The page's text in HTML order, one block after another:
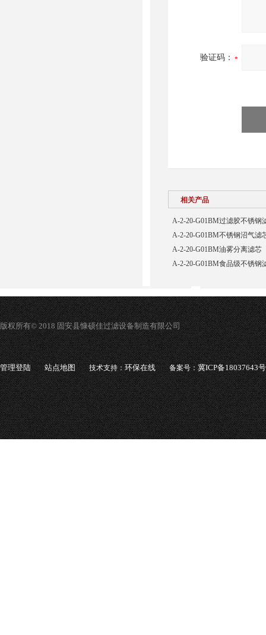
验证码：
相关产品
A-2-20-G01BM过滤胶不锈钢
A-2-20-G01BM不锈钢沼气滤
A-2-20-G01BM油雾分离滤芯
A-2-20-G01BM食品级不锈钢
版权所有© 2018 固安县慷硕佳过滤设备制造有限公司
管理登陆 站点地图 技术支持：环保在线 备案号：冀ICP备18037643